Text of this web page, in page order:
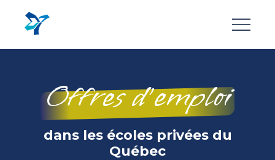
contenu
principal
Offres d’emploi
dans les écoles privées du
Québec